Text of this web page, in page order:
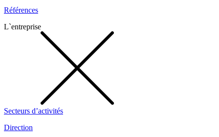
Références
L`entreprise
Secteurs d’activités
Direction